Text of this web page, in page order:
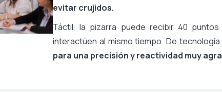
evitar crujidos.
Táctil, la pizarra puede recibir 40
interactúen al mismo tiempo. De
para una precisión y reactividad muy